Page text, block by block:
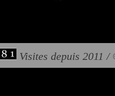
Visites depuis 2011